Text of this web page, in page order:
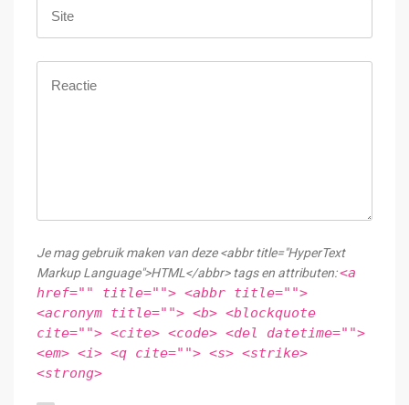
Je mag gebruik maken van deze <abbr title="HyperText
Markup Language">HTML</abbr> tags en attributen:<a
href="" title=""> <abbr title="">
<acronym title=""> <b> <blockquote
cite=""> <cite> <code> <del datetime="">
<em> <i> <q cite=""> <s> <strike>
<strong>